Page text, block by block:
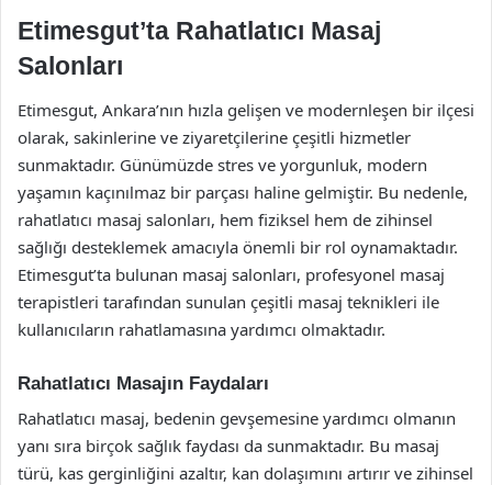
Etimesgut’ta Rahatlatıcı Masaj
Salonları
Etimesgut, Ankara’nın hızla gelişen ve modernleşen bir ilçesi
olarak, sakinlerine ve ziyaretçilerine çeşitli hizmetler
sunmaktadır. Günümüzde stres ve yorgunluk, modern
yaşamın kaçınılmaz bir parçası haline gelmiştir. Bu nedenle,
rahatlatıcı masaj salonları, hem fiziksel hem de zihinsel
sağlığı desteklemek amacıyla önemli bir rol oynamaktadır.
Etimesgut’ta bulunan masaj salonları, profesyonel masaj
terapistleri tarafından sunulan çeşitli masaj teknikleri ile
kullanıcıların rahatlamasına yardımcı olmaktadır.
Rahatlatıcı Masajın Faydaları
Rahatlatıcı masaj, bedenin gevşemesine yardımcı olmanın
yanı sıra birçok sağlık faydası da sunmaktadır. Bu masaj
türü, kas gerginliğini azaltır, kan dolaşımını artırır ve zihinsel